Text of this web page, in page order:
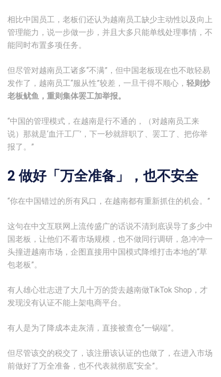
相比中国员工，老板们还认为越南员工缺少主动性以及向上
管理能力，说一步做一步，并且大多只能单线处理事情，不
能同时布置多项任务。
但尽管对越南员工诸多“不满”，但中国老板现在也不敢轻易
发作了，越南员工“服从性”较差，一旦干得不顺心， 轻则炒
老板鱿鱼，重则集体罢工加举报。
“中国的管理模式，在越南是行不通的，（对越南员工来
说）那就是‘血汗工厂’，下一秒就辞职了、罢工了、把你举
报了。”
2 做好「万全准备」，也不安全
“你在中国错过的所有风口，在越南都有重新抓住的机会。”
这句在中文互联网上流传盛广的话说不清到底误导了多少中
国老板，让他们不看市场规模，也不做同行调研，急冲冲一
头撞进越南市场，企图直接用中国模式降维打击本地的“草
包老板”。
有人雄心壮志进了大几十万的货去越南做TikTok Shop，才
发现没有认证不能上架电商平台。
有人是为了降成本走灰清，直接被查仓“一锅端”。
但尽管该交的税交了，该注册该认证的也做了，在进入市场
前做好了万全准备，也不代表就彻底“安全”。